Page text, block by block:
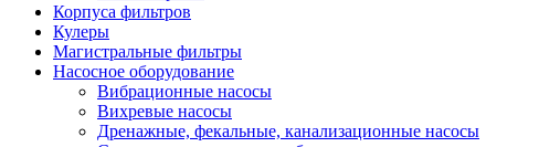
Корпуса фильтров
Кулеры
Магистральные фильтры
Насосное оборудование
Вибрационные насосы
Вихревые насосы
Дренажные, фекальные, канализационные насосы